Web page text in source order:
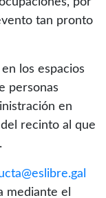
tan pronto
los espacios
personas
en
recinto al que
mediante el